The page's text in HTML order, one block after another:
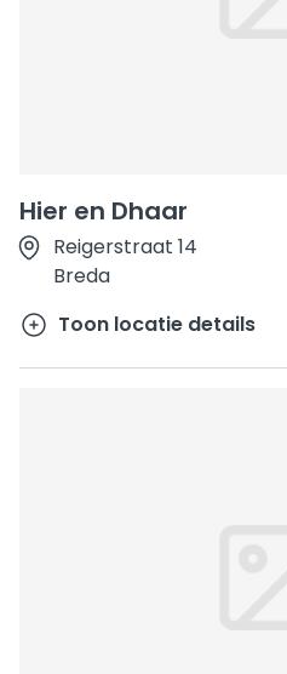
Hier en Dhaar
Reigerstraat 14
Breda
Toon locatie details